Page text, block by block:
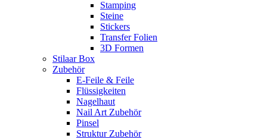
Stamping
Steine
Stickers
Transfer Folien
3D Formen
Stilaar Box
Zubehör
E-Feile & Feile
Flüssigkeiten
Nagelhaut
Nail Art Zubehör
Pinsel
Struktur Zubehör